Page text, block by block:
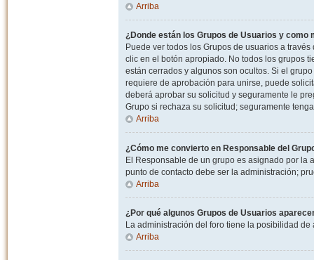
Arriba
¿Donde están los Grupos de Usuarios y como
Puede ver todos los Grupos de usuarios a
clic en el botón apropiado. No todos los grupos
están cerrados y algunos son ocultos. Si el
requiere de aprobación para unirse, puede
deberá aprobar su solicitud y seguramente le
Grupo si rechaza su solicitud; seguramente
Arriba
¿Cómo me convierto en Responsable del
El Responsable de un grupo es asignado por la
punto de contacto debe ser la administración;
Arriba
¿Por qué algunos Grupos de Usuarios
La administración del foro tiene la posibilidad
Arriba